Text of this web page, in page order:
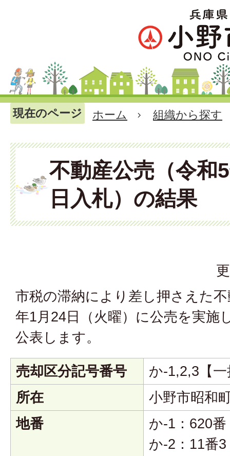
現在のページ ホーム 組織から探す
不動産公売（令和
日入札）の結果
市税の滞納により差し押さえた
年1月24日（火曜）に公売を実施
公表します。
売却区分記号番号
か-1,2,3【
所在
小野市昭和
地番
か-1：620番
か-2：11番3